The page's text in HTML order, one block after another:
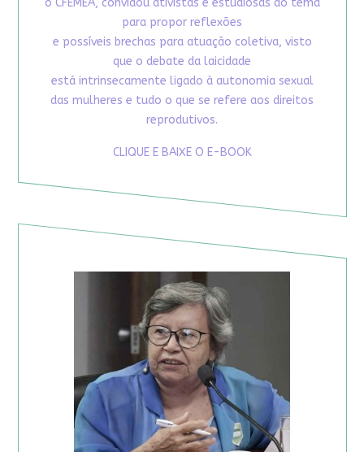
o CFEMEA, convidou ativistas e estudiosas do tema
para propor reflexões
e possíveis brechas para atuação coletiva, visto
que o debate da laicidade
está intrinsecamente ligado à autonomia sexual
das mulheres e tudo o que se refere aos direitos
reprodutivos.
CLIQUE E BAIXE O E-BOOK